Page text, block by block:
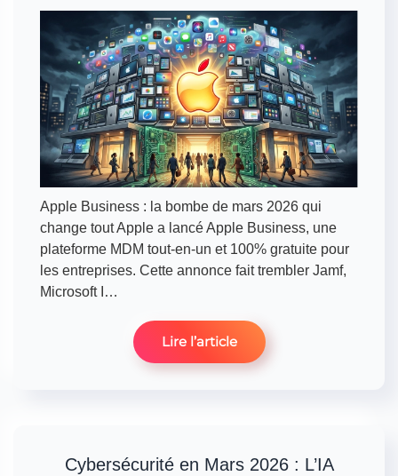
Apple Business : la bombe de mars 2026 qui
change tout Apple a lancé Apple Business, une
plateforme MDM tout-en-un et 100% gratuite pour
les entreprises. Cette annonce fait trembler Jamf,
Microsoft I…
Lire l’article
Cybersécurité en Mars 2026 : L’IA